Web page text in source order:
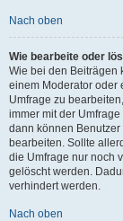
Nach oben
Wie bearbeite oder
Wie bei den Beiträgen
einem Moderator oder
Umfrage zu
immer mit der
dann können
bearbeiten. Sollte
die Umfrage nur noch
gelöscht werden.
verhindert werden.
Nach oben